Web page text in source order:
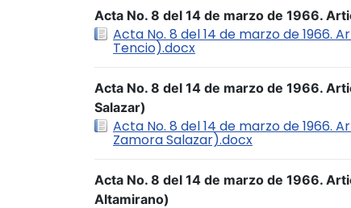
Acta No. 8 del 14 de marzo de 1966.
Acta No. 8 del 14 de marzo de 1966.
Tencio).docx
Acta No. 8 del 14 de marzo de 1966.
Salazar)
Acta No. 8 del 14 de marzo de 1966.
Zamora Salazar).docx
Acta No. 8 del 14 de marzo de 1966.
Altamirano)